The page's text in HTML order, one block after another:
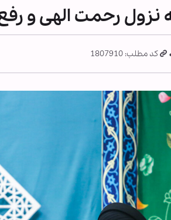
نزول رحمت الهی و
کد مطلب: 1807910